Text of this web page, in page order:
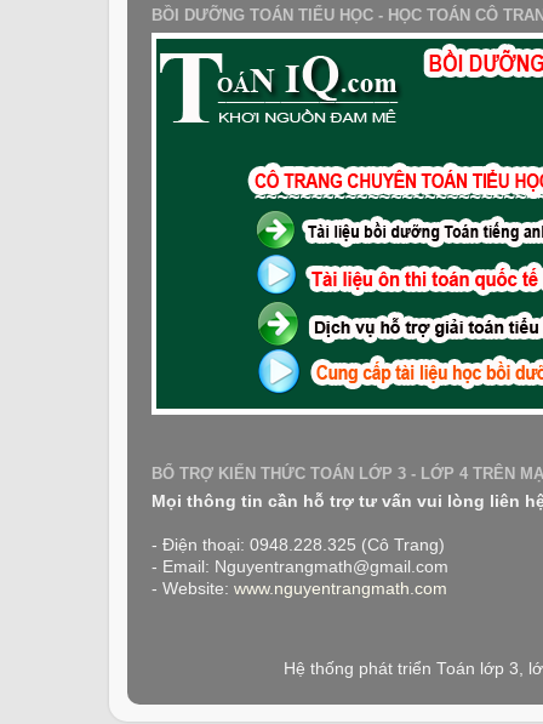
BỒI DƯỠNG TOÁN TIỂU HỌC - HỌC TOÁN CÔ
BỔ TRỢ KIẾN THỨC TOÁN LỚP 3 - LỚP 4 TRÊN
Mọi thông tin cần hỗ trợ tư vấn vui lòng liên
- Điện thoại: 0948.228.325 (Cô Trang)
- Email: Nguyentrangmath@gmail.com
- Website: www.nguyentrangmath.com
Hệ thống phát triển Toán lớp 3,